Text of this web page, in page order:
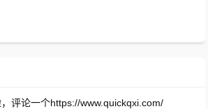
评论一个https://www.quickqxi.com/